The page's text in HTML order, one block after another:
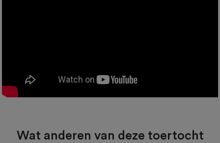
Wat anderen van deze toertocht